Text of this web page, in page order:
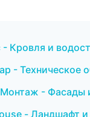
Кровля и
- Техническое
- Фасады
- Ландшафт